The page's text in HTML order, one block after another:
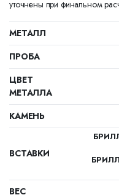
уточнены при финальном
МЕТАЛЛ
ПРОБА
ЦВЕТ
МЕТАЛЛА
КАМЕНЬ
ВСТАВКИ
ВЕС